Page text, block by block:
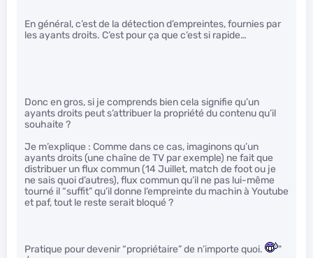
En général, c’est de la détection d’empreintes, fournies par
les ayants droits. C’est pour ça que c’est si rapide…
Donc en gros, si je comprends bien cela signifie qu’un
ayants droits peut s’attribuer la propriété du contenu qu’il
souhaite ?
Je m’explique : Comme dans ce cas, imaginons qu’un
ayants droits (une chaîne de TV par exemple) ne fait que
distribuer un flux commun (14 Juillet, match de foot ou je
ne sais quoi d’autres), flux commun qu’il ne pas lui-même
tourné il “suffit” qu’il donne l’empreinte du machin à Youtube
et paf, tout le reste serait bloqué ?
Pratique pour devenir “propriétaire” de n’importe quoi.
"